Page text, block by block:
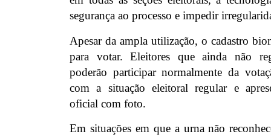
segurança ao processo e impedir
Apesar da ampla utilização, o cadastro
para votar. Eleitores que ainda não
poderão participar normalmente da
com a situação eleitoral regular e
oficial com foto.
Em situações em que a urna não